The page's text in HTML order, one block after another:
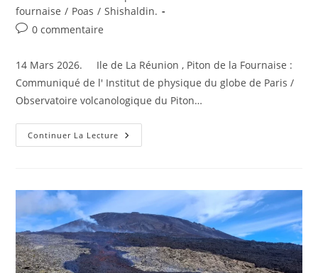
fournaise / Poas / Shishaldin.
Commentaires
la
0 commentaire
14 Mars 2026. Ile de La Réunion , Piton de la Fournaise :
Communiqué de l' Institut de physique du globe de Paris /
Observatoire volcanologique du Piton…
Continuer La Lecture 14
Mars
La
Réunion
:
Piton
De
La
Fournaise
,